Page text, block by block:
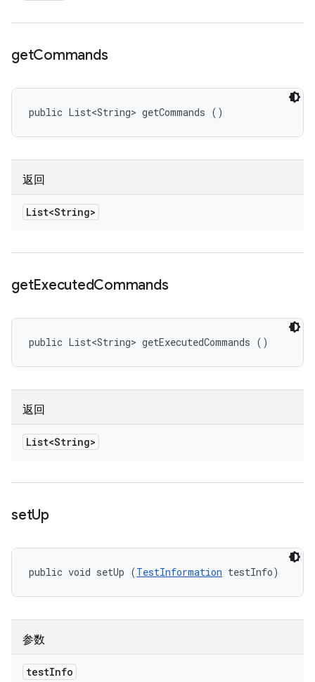
getCommands
public List<String> getCommands ()
返回
List<String>
getExecutedCommands
public List<String> getExecutedCommands ()
返回
List<String>
setUp
public void setUp (TestInformation testInfo)
参数
testInfo